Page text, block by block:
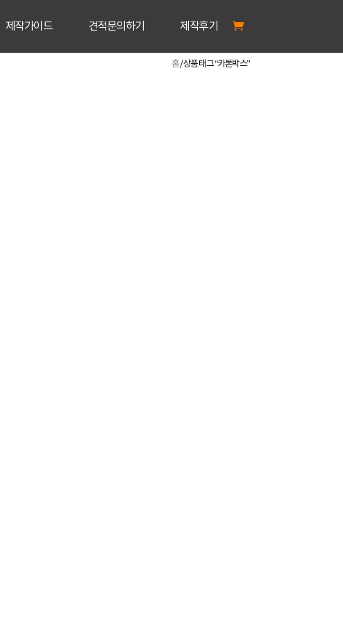
제작가이드 견적문의하기 제작후기
홈/ 상품 태그 “카톤박스”